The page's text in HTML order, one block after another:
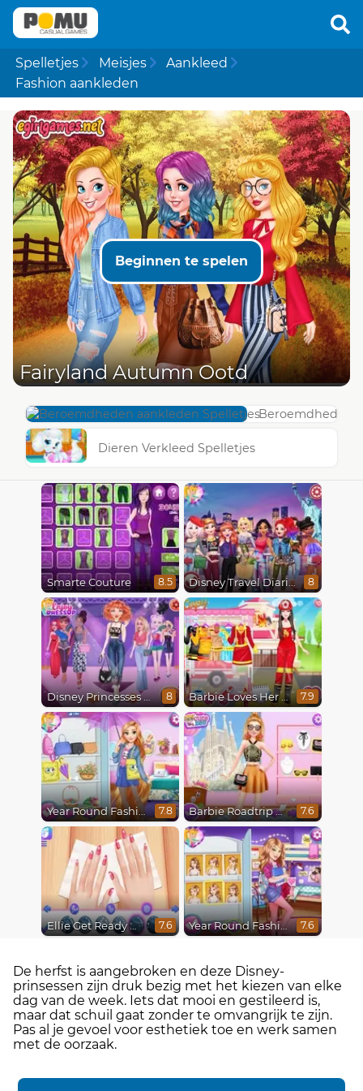
Spelletjes Meisjes
Aankleed
Fashion aankleden
Beginnen te spelen
Fairyland Autumn Ootd
Beroemdheden
Dieren Verkleed Spelletjes
Smarte Couture 8.5 Disney Travel Diaries: City Break 8
Disney Princesses Runway Show 8 Barbie Loves Her Job 7.9
Year Round Fashionista Rapunzel 7.8 Barbie Roadtrip Adventure 7.6
Ellie Get Ready With Me 2 7.6 Year Round Fashionista Belle 7.6
De herfst is aangebroken en deze Disney-
prinsessen zijn druk bezig met het kiezen van elke
dag van de week. Iets dat mooi en gestileerd is,
maar dat schuil gaat zonder te omvangrijk te zijn.
Pas al je gevoel voor esthetiek toe en werk samen
met de oorzaak.